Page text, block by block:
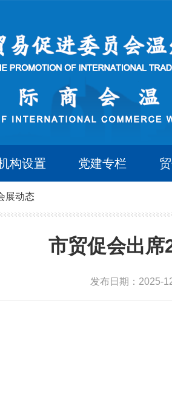
构设置 党建专栏
展动态
市贸促会出席
发布日期：2025-